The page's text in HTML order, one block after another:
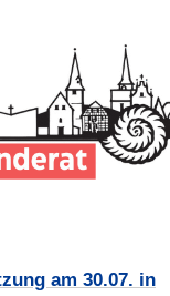
am 30.07. in